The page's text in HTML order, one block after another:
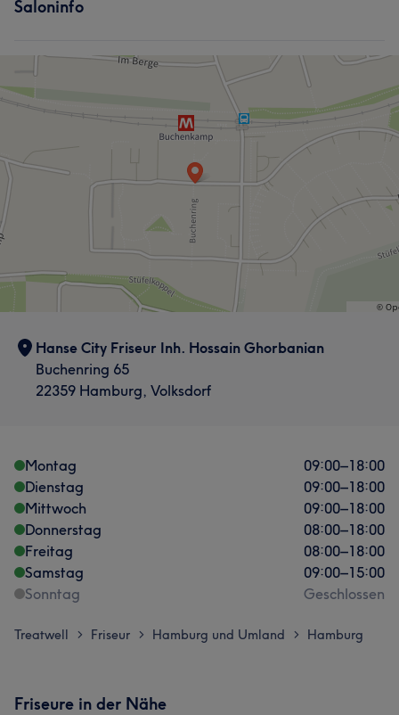
Saloninfo
Hanse City Friseur Inh. Hossain Ghorbanian
Buchenring 65
22359 Hamburg, Volksdorf
Montag 09:00–18:00
Dienstag
09:00–18:00
Mittwoch
09:00–18:00
Donnerstag
08:00–18:00
Freitag
08:00–18:00
Samstag
09:00–15:00
Sonntag
Geschlossen
Treatwell > Friseur > Hamburg und Umland > Hamburg
Friseure in der Nähe